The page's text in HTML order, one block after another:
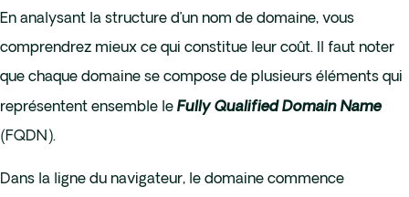
En analysant la structure d’un nom de domaine, vous
comprendrez mieux ce qui constitue leur coût. Il faut noter
que chaque domaine se compose de plusieurs éléments qui
représentent ensemble le Fully Qualified Domain Name
(FQDN).
Dans la ligne du navigateur, le domaine commence